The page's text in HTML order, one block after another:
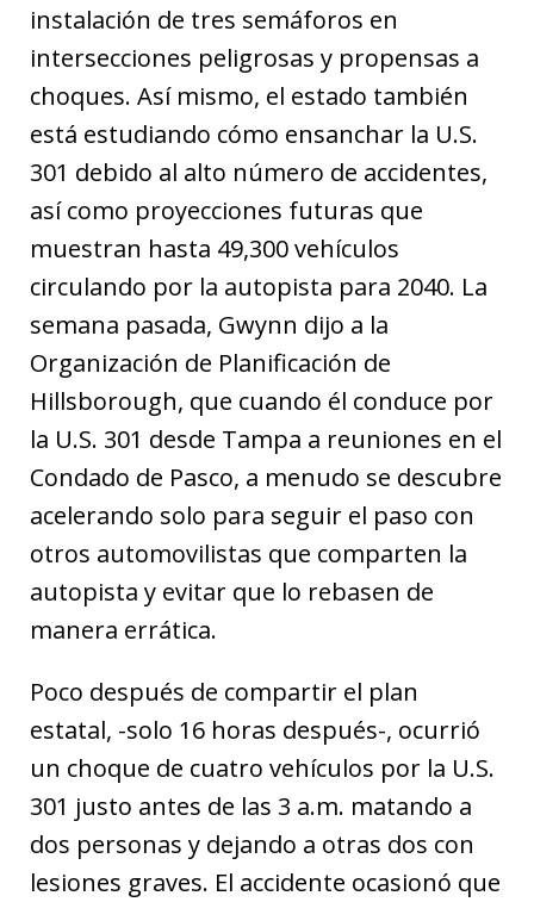
instalación de tres semáforos en
intersecciones peligrosas y propensas a
choques. Así mismo, el estado también
está estudiando cómo ensanchar la U.S.
301 debido al alto número de accidentes,
así como proyecciones futuras que
muestran hasta 49,300 vehículos
circulando por la autopista para 2040. La
semana pasada, Gwynn dijo a la
Organización de Planificación de
Hillsborough, que cuando él conduce por
la U.S. 301 desde Tampa a reuniones en el
Condado de Pasco, a menudo se descubre
acelerando solo para seguir el paso con
otros automovilistas que comparten la
autopista y evitar que lo rebasen de
manera errática.
Poco después de compartir el plan
estatal, -solo 16 horas después-, ocurrió
un choque de cuatro vehículos por la U.S.
301 justo antes de las 3 a.m. matando a
dos personas y dejando a otras dos con
lesiones graves. El accidente ocasionó que